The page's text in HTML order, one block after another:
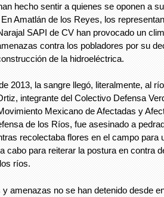
hecho sentir a quienes se oponen a
Amatlán de los Reyes, los
SAPI de CV han provocado un
contra los pobladores por su
de la hidroeléctrica.
2013, la sangre llegó, literalmente, al
integrante del Colectivo Defensa
Mexicano de Afectadas y
de los Ríos, fue asesinado a
recolectaba flores en el campo para
cabo para reiterar la postura en contra
ríos.
y amenazas no se han detenido desde